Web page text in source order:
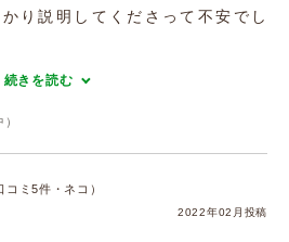
り説明してくださって不安でし
続きを読む
）
ミ5件・ネコ）
2022年02月投稿